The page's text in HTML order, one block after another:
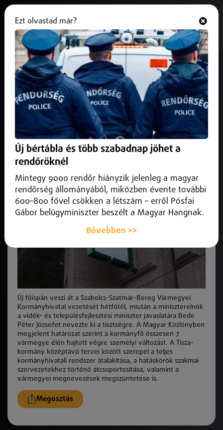
Új főispán veszi át a Szabolcs-
Szatmár-Bereg Vármegyei
Kormányhivatal vezetését
2026. június 27.Helyi
Új főispán veszi át a Szabolcs-Szatmár-Bereg Vármegyei
Kormányhivatal vezetését hétfőtől, miután a
miniszterelnök a vidék- és településfejlesztési miniszter
javaslatára Bede Péter Józsefet nevezte ki a tisztségre.
Új főispán veszi át a Szabolcs-Szatmár-Bereg Vármegyei
Kormányhivatal vezetését hétfőtől, miután a miniszterelnök
a vidék- és településfejlesztési miniszter javaslatára Bede
Péter Józsefet nevezte ki a tisztségre. A Magyar Közlönyben
megjelent határozat szerint a kormányfő összesen 7
vármegye élén hajtott végre személyi változást. A Tisza-
kormány középtávú tervei között szerepel a teljes
kormányhivatali rendszer átalakítása, a hatáskörök szakmai
szervezetekhez történő átcsoportosítása, valamint a
vármegyei megnevezések megszüntetése is.
Megosztás
Ezt olvastad már?
Új bértábla és több szabadnap jöhet a
rendőröknél
Mintegy 9000 rendőr hiányzik jelenleg a magyar
rendőrség állományából, miközben évente további
600–800 fővel csökken a létszám – erről Pósfai
Gábor belügyminiszter beszélt a Magyar Hangnak.
Bővebben >>